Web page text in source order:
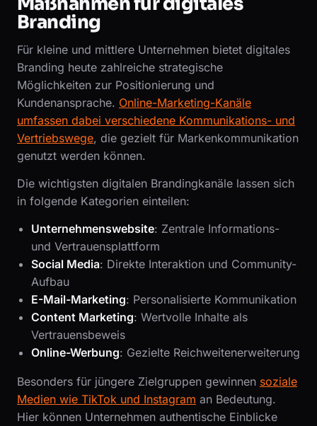
Branding
Für kleine und mittlere Unternehmen bietet digitales
Branding heute zahlreiche strategische
Möglichkeiten zur Positionierung und
Kundenansprache. Online-Marketing-Kanäle
umfassen dabei verschiedene Kommunikations- und
Vertriebswege, die gezielt für Markenkommunikation
genutzt werden können.
Die wichtigsten digitalen Brandingkanäle lassen sich
in folgende Kategorien einteilen:
Unternehmenswebsite: Zentrale Informations-
und Vertrauensplattform
Social Media: Direkte Interaktion und Community-
Aufbau
E-Mail-Marketing: Personalisierte Kommunikation
Content Marketing: Wertvolle Inhalte als
Vertrauensbeweis
Online-Werbung: Gezielte Reichweitenerweiterung
Besonders für jüngere Zielgruppen gewinnen soziale
Medien wie TikTok und Instagram an Bedeutung.
Hier können Unternehmen authentische Einblicke